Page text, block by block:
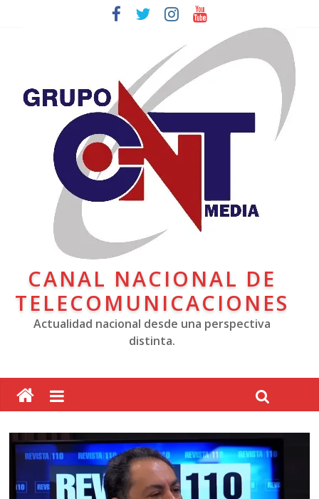
CANAL NACIONAL DE
TELECOMUNICACIONES
Actualidad nacional desde una perspectiva
distinta.